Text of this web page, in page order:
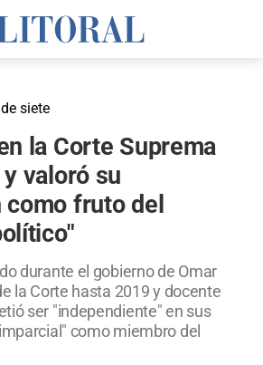
siete
la Corte Suprema
valoró su
fruto del
durante el gobierno de Omar
la Corte hasta 2019 y docente
ser "independiente" en sus
como miembro del